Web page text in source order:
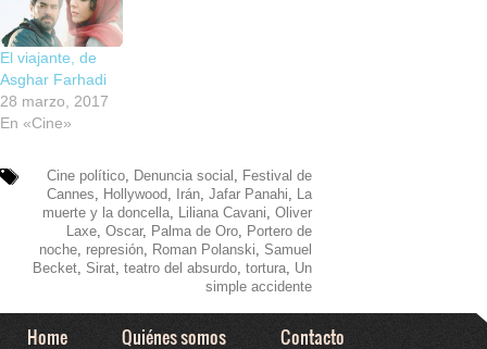
El viajante, de
Asghar Farhadi
28 marzo, 2017
En «Cine»
Cine político, Denuncia social , Festival de
Cannes, Hollywood, Irán, Jafar Panahi, La
muerte y la doncella, Liliana Cavani, Oliver
Laxe, Oscar, Palma de Oro, Portero de
noche, represión, Roman Polanski, Samuel
Becket, Sirat, teatro del absurdo, tortura, Un
simple accidente
Home Quiénes somos Contacto